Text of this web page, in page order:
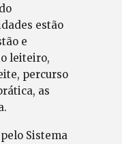
estão
e
leiteiro,
percurso
as
Sistema